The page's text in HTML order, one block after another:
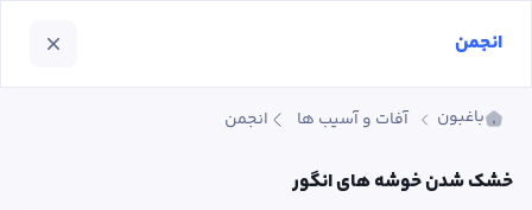
باغبون آفات و آسیب ها انجمن
خشک شدن خوشه های انگور
انجمن